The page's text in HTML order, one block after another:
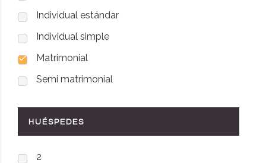
Individual estándar
Individual simple
Matrimonial
Semi matrimonial
HUÉSPEDES
2